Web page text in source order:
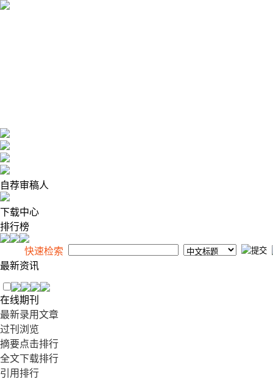
自荐审稿人
下载中心
排行榜
快速检索
最新资讯
在线期刊
最新录用文章
过刊浏览
摘要点击排行
全文下载排行
引用排行